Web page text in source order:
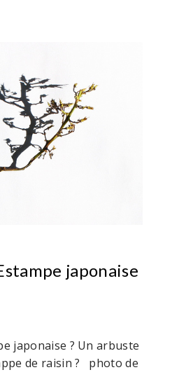
japonaise
japonaise ? Un arbuste
de raisin ? photo de